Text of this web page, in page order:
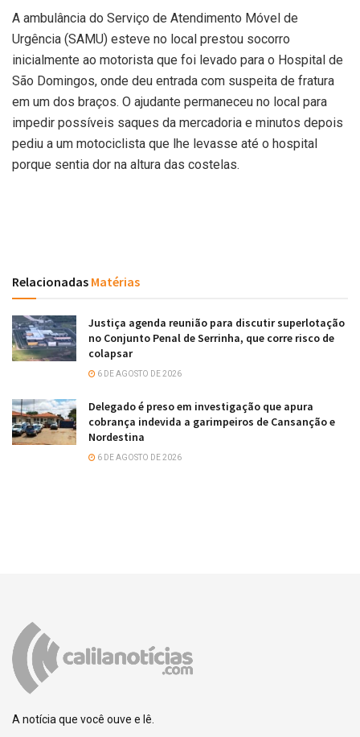
A ambulância do Serviço de Atendimento Móvel de
Urgência (SAMU) esteve no local prestou socorro
inicialmente ao motorista que foi levado para o Hospital de
São Domingos, onde deu entrada com suspeita de fratura
em um dos braços. O ajudante permaneceu no local para
impedir possíveis saques da mercadoria e minutos depois
pediu a um motociclista que lhe levasse até o hospital
porque sentia dor na altura das costelas.
Relacionadas Matérias
Justiça agenda reunião para discutir superlotação
no Conjunto Penal de Serrinha, que corre risco de
colapsar
6 DE AGOSTO DE 2026
Delegado é preso em investigação que apura
cobrança indevida a garimpeiros de Cansanção e
Nordestina
6 DE AGOSTO DE 2026
A notícia que você ouve e lê.